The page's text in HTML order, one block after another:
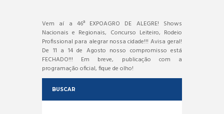
Vem aí a 46ª EXPOAGRO DE ALEGRE! Shows
Nacionais e Regionais, Concurso Leiteiro, Rodeio
Profissional para alegrar nossa cidade!!! Avisa geral!
De 11 a 14 de Agosto nosso compromisso está
FECHADO!!! Em breve, publicação com a
programação oficial, fique de olho!
BUSCAR